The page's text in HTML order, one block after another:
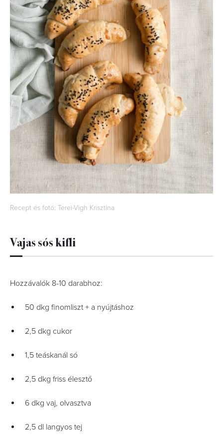
Recept és fotó: Terei-Vigh Krisztina
Vajas sós kifli
Hozzávalók 8-10 darabhoz:
50 dkg finomliszt + a nyújtáshoz
2,5 dkg cukor
1,5 teáskanál só
2,5 dkg friss élesztő
6 dkg vaj, olvasztva
2,5 dl langyos tej